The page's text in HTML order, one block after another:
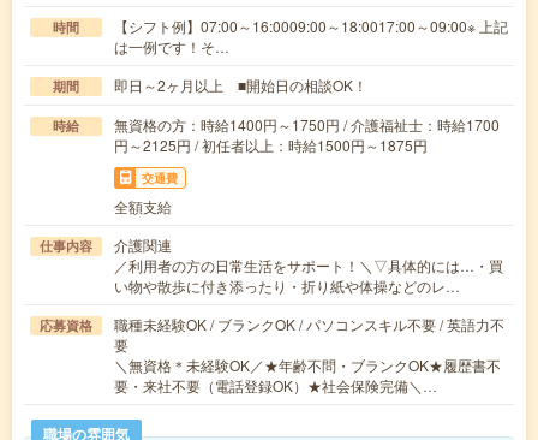
時間
【シフト例】07:00～16:0009:00～18:0017:00～09:00※ 上記
は一例です！そ…
期間 即日～2ヶ月以上 ■開始日の相談OK！
時給
無資格の方：時給1400円～1750円 / 介護福祉士：時給1700
円～2125円 / 初任者以上：時給1500円～1875円
交通費
全額支給
仕事内容
介護関連
／利用者の方の日常生活をサポート！＼▽具体的には…・買
い物や散歩に付き添ったり・折り紙や体操などのレ…
応募資格
職種未経験OK / ブランクOK / パソコンスキル不要 / 英語力不
要
＼無資格＊未経験OK／★年齢不問・ブランクOK★履歴書不
要・来社不要（電話登録OK）★社会保険完備＼…
職場の雰囲気